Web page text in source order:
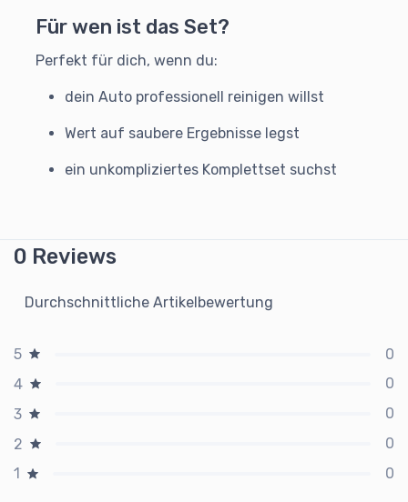
Für wen ist das Set?
Perfekt für dich, wenn du:
dein Auto professionell reinigen willst
Wert auf saubere Ergebnisse legst
ein unkompliziertes Komplettset suchst
0 Reviews
Durchschnittliche Artikelbewertung
5
0
4
0
3
0
2
0
1
0